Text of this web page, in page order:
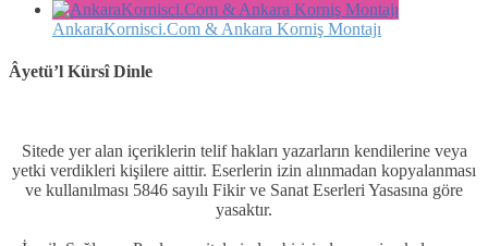
AnkaraKornisci.Com & Ankara Korniş Montajı
Âyetü’l Kürsî Dinle
Sitede yer alan içeriklerin telif hakları yazarların kendilerine veya
yetki verdikleri kişilere aittir. Eserlerin izin alınmadan kopyalanması
ve kullanılması 5846 sayılı Fikir ve Sanat Eserleri Yasasına göre
yasaktır.